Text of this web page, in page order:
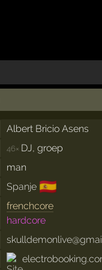
Albert Bricio Asens
46× DJ, groep
man
Spanje 🇪🇸
frenchcore
hardcore